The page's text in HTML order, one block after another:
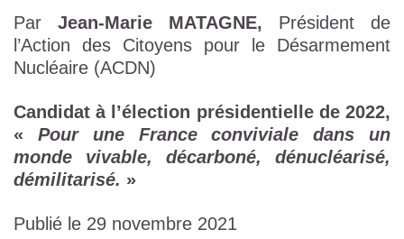
Par Jean-Marie MATAGNE, Président de
l’Action des Citoyens pour le Désarmement
Nucléaire (ACDN)
Candidat à l’élection présidentielle de 2022,
« Pour une France conviviale dans un
monde vivable, décarboné, dénucléarisé,
démilitarisé. »
Publié le 29 novembre 2021